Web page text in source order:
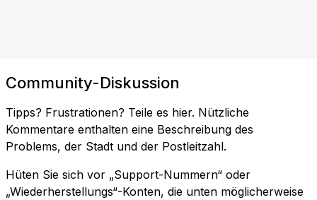
Community-Diskussion
Tipps? Frustrationen? Teile es hier. Nützliche
Kommentare enthalten eine Beschreibung des
Problems, der Stadt und der Postleitzahl.
Hüten Sie sich vor „Support-Nummern“ oder
„Wiederherstellungs“-Konten, die unten möglicherweise